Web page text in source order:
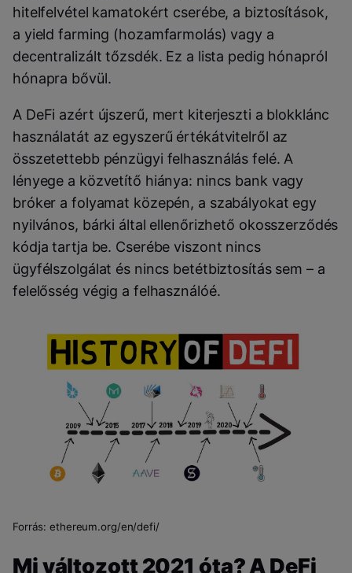
hitelfelvétel kamatokért cserébe, a biztosítások,
a yield farming (hozamfarmolás) vagy a
decentralizált tőzsdék. Ez a lista pedig hónapról
hónapra bővül.
A DeFi azért újszerű, mert kiterjeszti a blokklánc
használatát az egyszerű értékátvitelről az
összetettebb pénzügyi felhasználás felé. A
lényege a közvetítő hiánya: nincs bank vagy
bróker a folyamat közepén, a szabályokat egy
nyilvános, bárki által ellenőrizhető okosszerződés
kódja tartja be. Cserébe viszont nincs
ügyfélszolgálat és nincs betétbiztosítás sem – a
felelősség végig a felhasználóé.
Forrás: ethereum.org/en/defi/
Mi változott 2021 óta? A DeFi